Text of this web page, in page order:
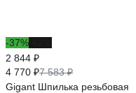
-37%
2 844 ₽
4 770 ₽7 583 ₽
Gigant Шпилька резьбовая